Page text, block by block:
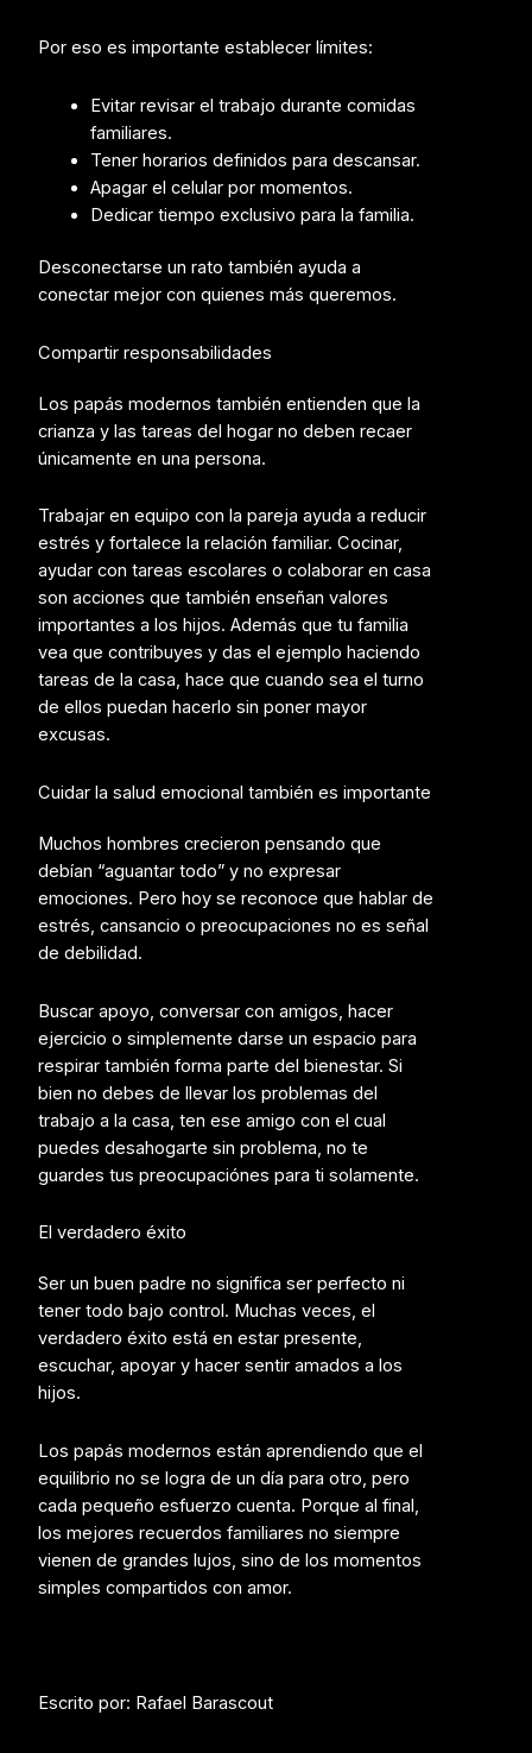
Por eso es importante establecer límites:
Evitar revisar el trabajo durante comidas
familiares.
Tener horarios definidos para descansar.
Apagar el celular por momentos.
Dedicar tiempo exclusivo para la familia.
Desconectarse un rato también ayuda a
conectar mejor con quienes más queremos.
Compartir responsabilidades
Los papás modernos también entienden que la
crianza y las tareas del hogar no deben recaer
únicamente en una persona.
Trabajar en equipo con la pareja ayuda a reducir
estrés y fortalece la relación familiar. Cocinar,
ayudar con tareas escolares o colaborar en casa
son acciones que también enseñan valores
importantes a los hijos. Además que tu familia
vea que contribuyes y das el ejemplo haciendo
tareas de la casa, hace que cuando sea el turno
de ellos puedan hacerlo sin poner mayor
excusas.
Cuidar la salud emocional también es importante
Muchos hombres crecieron pensando que
debían “aguantar todo” y no expresar
emociones. Pero hoy se reconoce que hablar de
estrés, cansancio o preocupaciones no es señal
de debilidad.
Buscar apoyo, conversar con amigos, hacer
ejercicio o simplemente darse un espacio para
respirar también forma parte del bienestar. Si
bien no debes de llevar los problemas del
trabajo a la casa, ten ese amigo con el cual
puedes desahogarte sin problema, no te
guardes tus preocupaciónes para ti solamente.
El verdadero éxito
Ser un buen padre no significa ser perfecto ni
tener todo bajo control. Muchas veces, el
verdadero éxito está en estar presente,
escuchar, apoyar y hacer sentir amados a los
hijos.
Los papás modernos están aprendiendo que el
equilibrio no se logra de un día para otro, pero
cada pequeño esfuerzo cuenta. Porque al final,
los mejores recuerdos familiares no siempre
vienen de grandes lujos, sino de los momentos
simples compartidos con amor.
Escrito por: Rafael Barascout